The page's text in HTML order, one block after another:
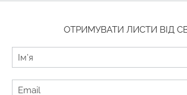
ОТРИМУВАТИ ЛИСТИ ВІД